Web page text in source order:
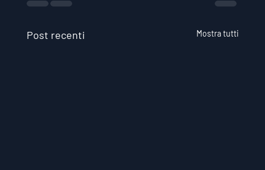
Post recenti Mostra tutti